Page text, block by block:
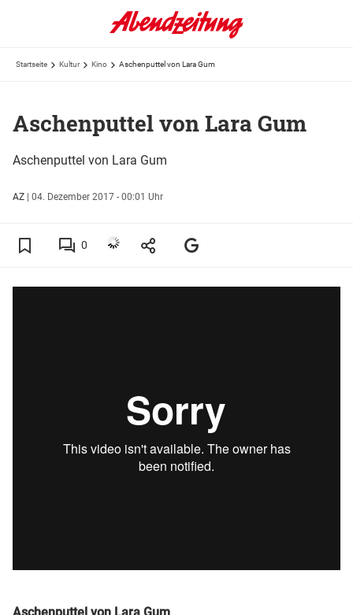
Startseite Kultur Kino Aschenputtel von Lara Gum
Aschenputtel von Lara Gum
Aschenputtel von Lara Gum
AZ | 04. Dezember 2017 - 00:01 Uhr
0